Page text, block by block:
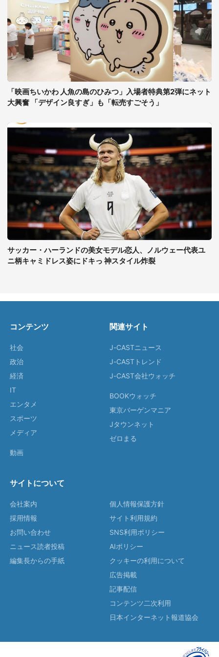
「映画ちいかわ 人魚の島のひみつ」入場者特典第2弾にネット
大興奮 「デザイン良すぎ」も「転売すごそう」
サッカー・ハーランドの美女モデル恋人、ノルウェー代表ユ
ニ柄キャミドレス姿にドキっ 神スタイル炸裂
コンテンツ
社会
政治
経済
IT
エンタメ
スポーツ
メディア
動画
関連サイト
J-CASTニュース
J-CASTトレンド
J-CAST会社ウォッチ
BOOKウォッチ
東京バーゲンマニア
Jタウンネット
ゼロまる
サイトについて
会社案内
採用情報
お問い合わせ
ニュース読者投稿
編集長からの手紙
個人情報保護方針
サイト利用規約
SNS利用ポリシー
AIポリシー
クッキーの利用について
広告掲載
記事配信
コンテンツ二次利用
日本インターネット報道協会